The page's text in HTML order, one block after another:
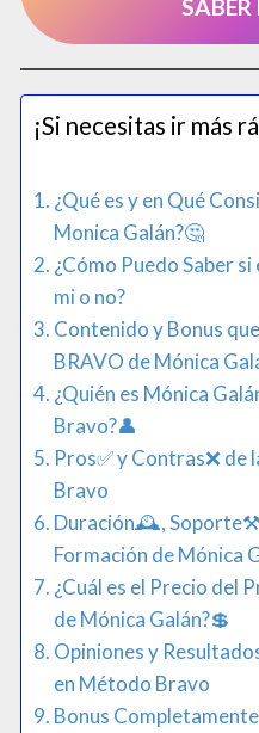
SABER
¡Si necesitas ir más
¿Qué es y en Qué
Monica Galán?🤔
¿Cómo Puedo Saber
mi o no?
Contenido y Bonus
BRAVO de Mónica
¿Quién es Mónica
Bravo?👤
Pros✅ y Contras❌
Bravo
Duración🕰️, Soporte⚒️
Formación de Mónica
¿Cuál es el Precio del
de Mónica Galán?​💲​
Opiniones y
en Método Bravo
Bonus